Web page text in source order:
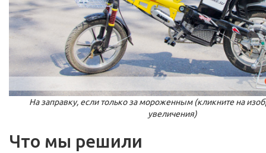
На заправку, если только за мороженным (кликните на
увеличения)
Что мы решили